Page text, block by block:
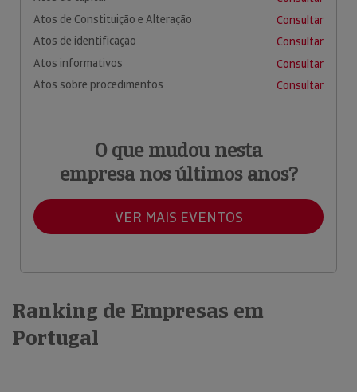
Atos de Constituição e Alteração
Consultar
Atos de identificação
Consultar
Atos informativos
Consultar
Atos sobre procedimentos
Consultar
O que mudou nesta
empresa nos últimos anos?
VER MAIS EVENTOS
Ranking de Empresas em
Portugal